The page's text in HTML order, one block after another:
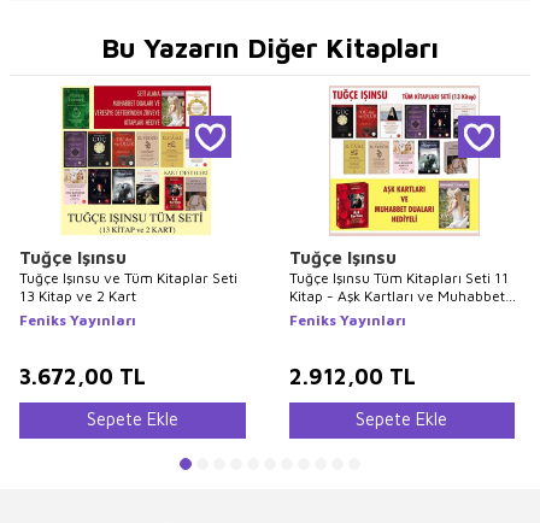
Bu Yazarın Diğer Kitapları
Tuğçe Işınsu
Tuğçe Işınsu ve Tüm Kitaplar Seti
13 Kitap ve 2 Kart
Feniks Yayınları
3.672,00 TL
Sepete Ekle
Tuğçe Işınsu
Tuğçe Işınsu Tüm Kitapları Seti 11
Kitap - Aşk Kartları ve Muhabbet
Duaları Hediyeli
Feniks Yayınları
2.912,00 TL
Sepete Ekle